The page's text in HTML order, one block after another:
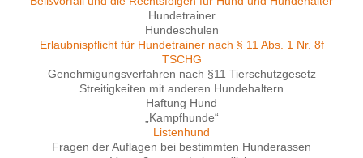
Hundetrainer
Hundeschulen
Erlaubnispflicht für Hundetrainer nach § 11 Abs. 1 Nr. 8f
TSCHG
Genehmigungsverfahren nach §11 Tierschutzgesetz
Streitigkeiten mit anderen Hundehaltern
Haftung Hund
„Kampfhunde“
Listenhund
Fragen der Auflagen bei bestimmten Hunderassen